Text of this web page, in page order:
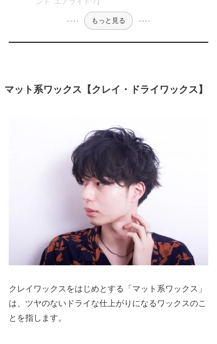
もっと見る
マット系ワックス【クレイ・ドライワックス】
クレイワックスをはじめとする「マット系ワックス」
は、ツヤのないドライな仕上がりになるワックスのこ
とを指します。